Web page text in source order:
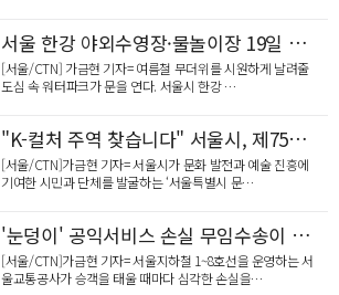
서울 한강 야외수영장·물놀이장 19일 동시 개장
[서울/CTN] 가금현 기자= 여름철 무더위를 시원하게 날려줄
도심 속 워터파크가 문을 연다. 서울시 한강 …
"K-컬처 주역 찾습니다" 서울시, 제75회 '서울특별시 문화상' 후보자 공모
[서울/CTN]가금현 기자= 서울시가 문화 발전과 예술 진흥에
기여한 시민과 단체를 발굴하는 ‘서울특별시 문…
'눈덩이' 공익서비스 손실 무임수송이 원인
[서울/CTN]가금현 기자= 서울지하철 1~8호선을 운영하는 서
울교통공사가 승객을 태울 때마다 심각한 손실을…